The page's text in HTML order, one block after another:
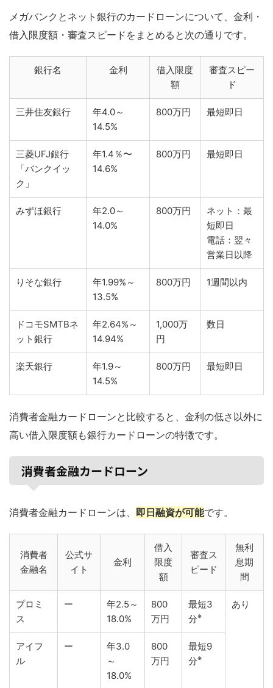
メガバンクとネット銀行のカードローンについて、金利・
借入限度額・審査スピードをまとめると次の通りです。
銀行名 金利
借入限度
額
審査スピー
ド
三井住友銀行
年4.0～
14.5%
800万円 最短即日
三菱UFJ銀行
「バンクイッ
ク」
年1.4％〜
14.6%
800万円 最短即日
みずほ銀行
年2.0～
14.0%
800万円
ネット：最
短即日
電話：翌々
営業日以降
りそな銀行
年1.99%～
13.5%
800万円 1週間以内
ドコモSMTBネ
ット銀行
年2.64%～
14.94%
1,000万
円
数日
楽天銀行
年1.9～
14.5%
800万円 最短即日
消費者金融カードローンと比較すると、金利の低さ以外に
高い借入限度額も銀行カードローンの特徴です。
消費者金融カードローン
消費者金融カードローンは、 即日融資が可能です。
消費者
金融名
公式サ
イト
金利
借入
限度
額
審査ス
ピード
無利
息期
間
プロミ
ス
ー
年2.5～
18.0%
800
万円
最短3
分※
あり
アイフ
ル
ー
年3.0
～
18.0%
800
万円
最短9
分※